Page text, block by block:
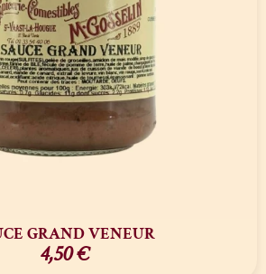
GRAND VENEUR
4,50€